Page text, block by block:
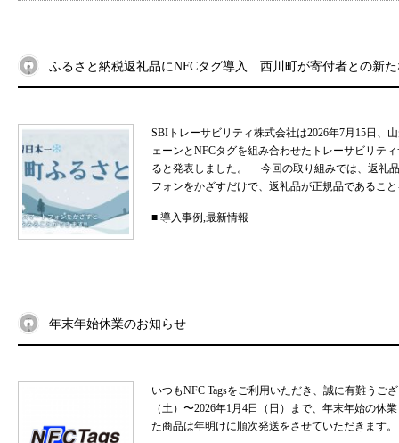
ふるさと納税返礼品にNFCタグ導入 西川町が寄付者との新
SBIトレーサビリティ株式会社は2026年7月15日、
ェーンとNFCタグを組み合わせたトレーサビリテ
ると発表しました。 今回の取り組みでは、返礼
フォンをかざすだけで、返礼品が正規品であるこ
■ 導入事例,最新情報
年末年始休業のお知らせ
いつもNFC Tagsをご利用いただき、誠に有難う
（土）〜2026年1月4日（日）まで、年末年始の
た商品は年明けに順次発送をさせていただきます